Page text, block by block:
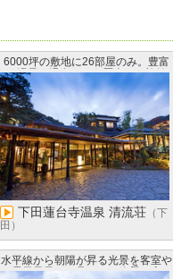
6000坪の敷地に26部屋のみ。豊富
な湯量の温泉をもつ歴史ある旅館
下田蓮台寺温泉 清流荘 （下
田）
水平線から朝陽が昇る光景を客室や
露天風呂から見られる絶景の宿